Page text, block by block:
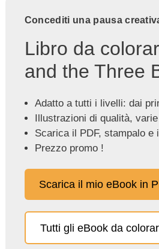
Concediti una pausa
Libro da
and the Three
Adatto a tutti i livelli: dai
Illustrazioni di qualità,
Scarica il PDF, stampalo e
Prezzo promo !
Scarica il mio eBook in
Tutti gli eBook da